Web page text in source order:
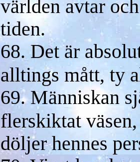
världen avtar
tiden.
68. Det är
alltings mått, ty
69. Människan
flerskiktat
döljer hennes